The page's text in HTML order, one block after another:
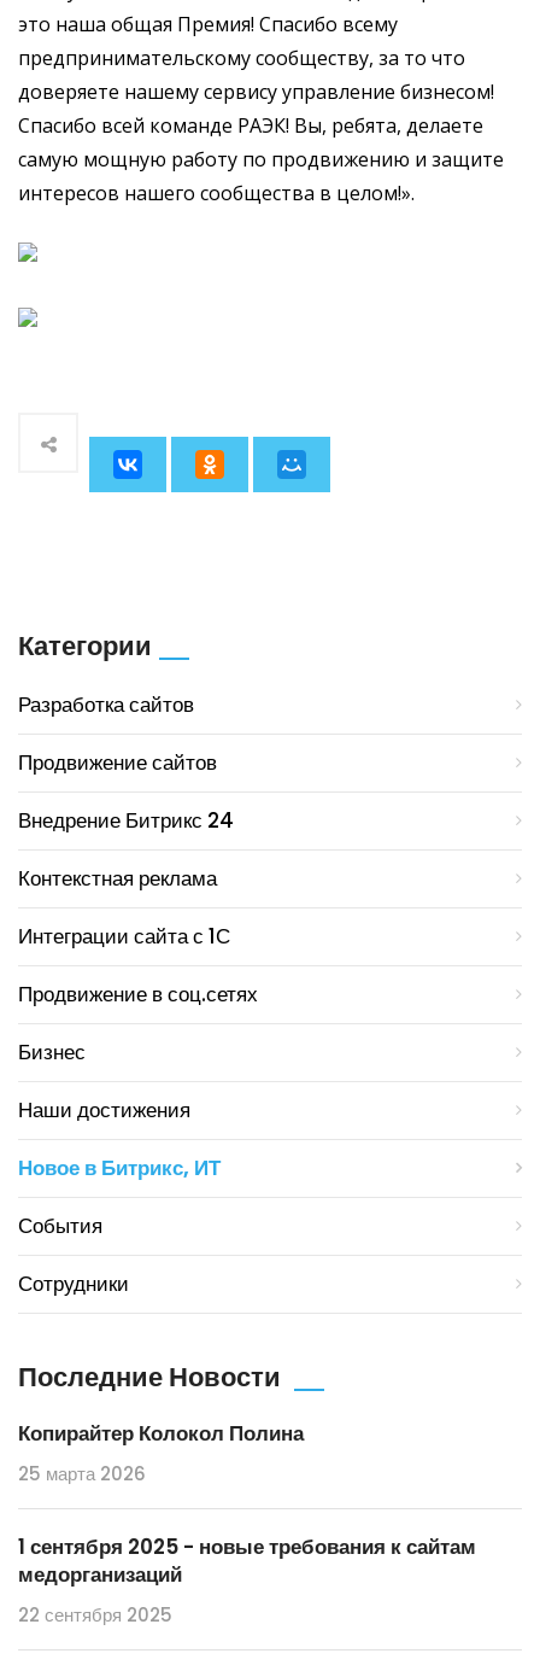
это наша общая Премия! Спасибо всему
предпринимательскому сообществу, за то что
доверяете нашему сервису управление бизнесом!
Спасибо всей команде РАЭК! Вы, ребята, делаете
самую мощную работу по продвижению и защите
интересов нашего сообщества в целом!».
Категории
Разработка сайтов
Продвижение сайтов
Внедрение Битрикс 24
Контекстная реклама
Интеграции сайта с 1С
Продвижение в соц.сетях
Бизнес
Наши достижения
Новое в Битрикс, ИТ
События
Сотрудники
Последние Новости
Копирайтер Колокол Полина
25 марта 2026
1 сентября 2025 - новые требования к сайтам
медорганизаций
22 сентября 2025